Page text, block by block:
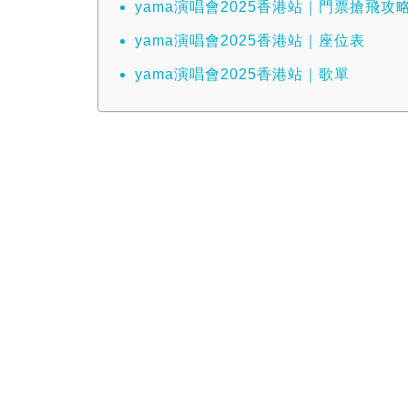
yama演唱會2025香港站｜門票搶飛攻
yama演唱會2025香港站｜座位表
yama演唱會2025香港站｜歌單